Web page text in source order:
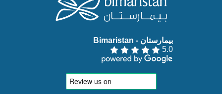
بيمارستان - Bimaristan‏
5.0